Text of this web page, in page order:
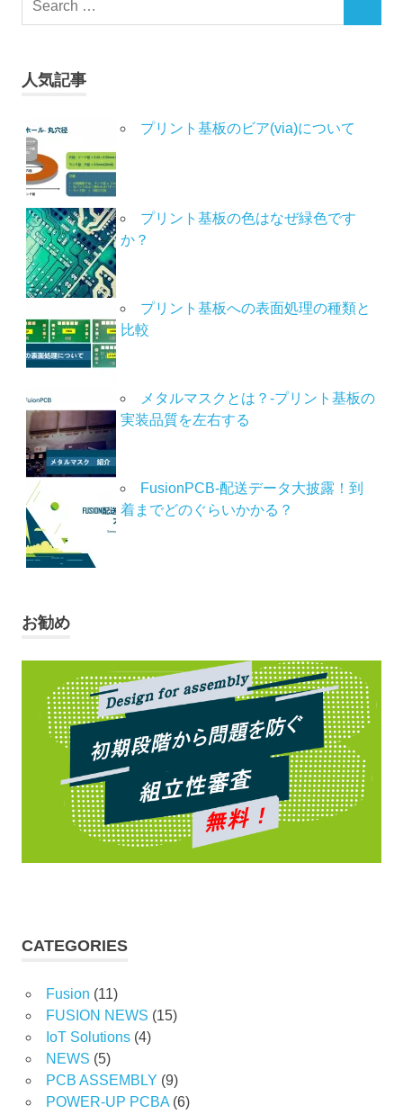
人気記事
プリント基板のビア(via)について
プリント基板の色はなぜ緑色です
か？
プリント基板への表面処理の種類と
比較
メタルマスクとは？-プリント基板の
実装品質を左右する
FusionPCB-配送データ大披露！到
着までどのぐらいかかる？
お勧め
CATEGORIES
Fusion (11)
FUSION NEWS (15)
IoT Solutions(4)
NEWS (5)
PCB ASSEMBLY (9)
POWER-UP PCBA(6)